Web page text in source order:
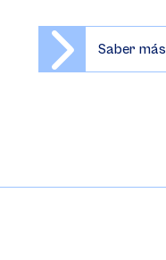
Saber más